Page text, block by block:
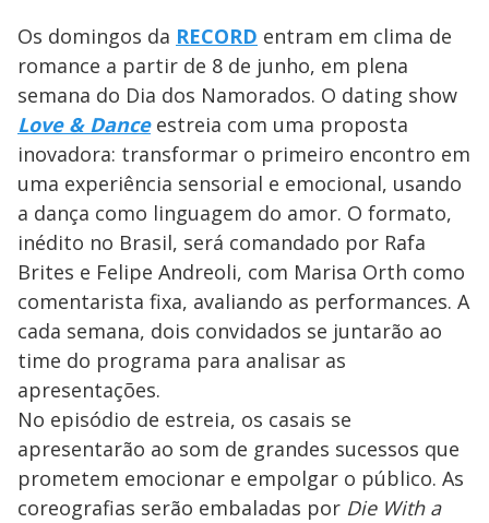
Os domingos da RECORD entram em clima de
romance a partir de 8 de junho, em plena
semana do Dia dos Namorados. O dating show
Love & Danceestreia com uma proposta
inovadora: transformar o primeiro encontro em
uma experiência sensorial e emocional, usando
a dança como linguagem do amor. O formato,
inédito no Brasil, será comandado por Rafa
Brites e Felipe Andreoli, com Marisa Orth como
comentarista fixa, avaliando as performances. A
cada semana, dois convidados se juntarão ao
time do programa para analisar as
apresentações.
No episódio de estreia, os casais se
apresentarão ao som de grandes sucessos que
prometem emocionar e empolgar o público. As
coreografias serão embaladas por Die With a